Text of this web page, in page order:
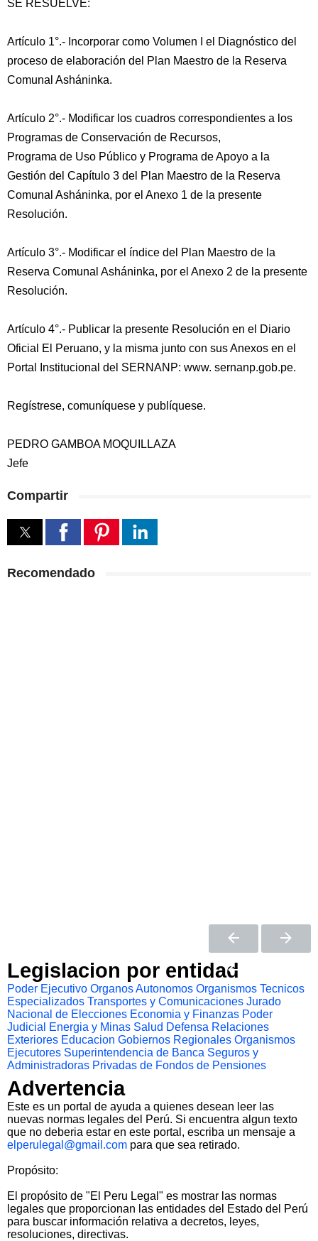
SE RESUELVE:
Artículo 1°.- Incorporar como Volumen I el Diagnóstico del
proceso de elaboración del Plan Maestro de la Reserva
Comunal Asháninka.
Artículo 2°.- Modificar los cuadros correspondientes a los
Programas de Conservación de Recursos,
Programa de Uso Público y Programa de Apoyo a la
Gestión del Capítulo 3 del Plan Maestro de la Reserva
Comunal Asháninka, por el Anexo 1 de la presente
Resolución.
Artículo 3°.- Modificar el índice del Plan Maestro de la
Reserva Comunal Asháninka, por el Anexo 2 de la presente
Resolución.
Artículo 4°.- Publicar la presente Resolución en el Diario
Oficial El Peruano, y la misma junto con sus Anexos en el
Portal Institucional del SERNANP: www. sernanp.gob.pe.
Regístrese, comuníquese y publíquese.
PEDRO GAMBOA MOQUILLAZA
Jefe
Compartir
Recomendado
Legislacion por entidad
Poder Ejecutivo Organos Autonomos Organismos Tecnicos
Especializados Transportes y Comunicaciones Jurado
Nacional de Elecciones Economia y Finanzas Poder
Judicial
Energia y Minas Salud Defensa Relaciones
Exteriores Educacion Gobiernos Regionales Organismos
Ejecutores Superintendencia de Banca Seguros y
Administradoras Privadas de Fondos de Pensiones
Advertencia
Este es un portal de ayuda a quienes desean leer las
nuevas normas legales del Perú. Si encuentra algun texto
que no deberia estar en este portal, escriba un mensaje a
elperulegal@gmail.com para que sea retirado.
Propósito:
El propósito de "El Peru Legal" es mostrar las normas
legales que proporcionan las entidades del Estado del Perú
para buscar información relativa a decretos, leyes,
resoluciones, directivas.